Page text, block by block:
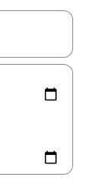
je een keuze